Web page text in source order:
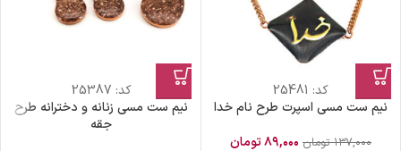
کد: 25481
نیم ست مسی اسپرت طرح نام خدا
۱۳۷,۰۰۰ تومان ۸۹,۰۰۰تومان
کد: 25387
نیم ست مسی زنانه و دخترانه طرح
جقه